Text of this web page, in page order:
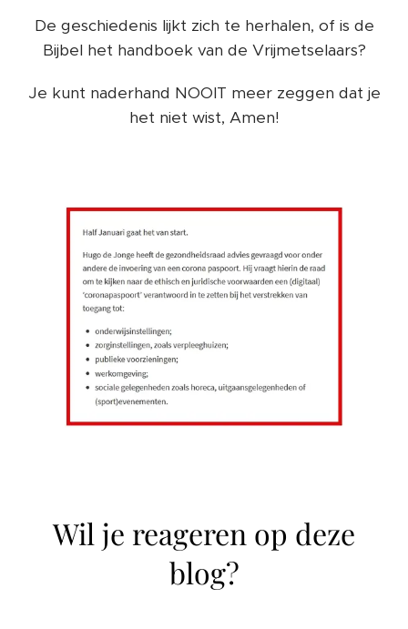
De geschiedenis lijkt zich te herhalen, of is de
Bijbel het handboek van de Vrijmetselaars?
Je kunt naderhand NOOIT meer zeggen dat je
het niet wist, Amen!
Wil je reageren op deze
blog?